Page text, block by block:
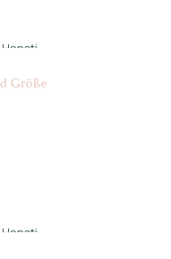
Größe